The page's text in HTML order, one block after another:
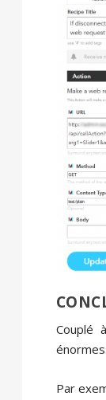
Couplé
Par